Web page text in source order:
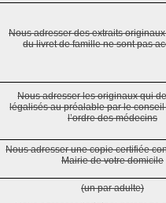
Nous adresser des extraits
du livret de famille ne sont pas
Nous adresser les originaux qui
légalisés au préalable par le
l’ordre des médecins
Nous adresser une copie certifiée
Mairie de votre domicile
(un par adulte)